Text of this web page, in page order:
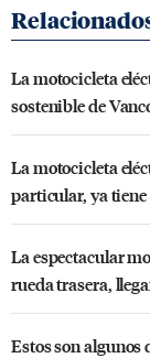
La motocicleta
sostenible de
La motocicleta
particular, ya tiene
La espectacular
rueda trasera,
Estos son algunos